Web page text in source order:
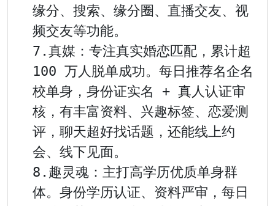
缘分、搜索、缘分圈、直播交友、视
频交友等功能。
7.真媒：专注真实婚恋匹配，累计超
100 万人脱单成功。每日推荐名企名
校单身，身份证实名 + 真人认证审
核，有丰富资料、兴趣标签、恋爱测
评，聊天超好找话题，还能线上约
会、线下见面。
8.趣灵魂：主打高学历优质单身群
体。身份学历认证、资料严审，每日